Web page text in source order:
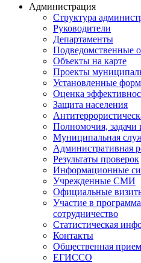
Администрация
Структура
Руководители
Департаменты
Подведомственные
Объекты на карте
Проекты
Установленные
Оценка
Защита населения
Полномочия,
Муниципальная
Административная
Результаты проверок
Информационные
Учрежденные СМИ
Официальные
Участие в
сотрудничество
Статистическая
Контакты
Общественная
ЕГИССО